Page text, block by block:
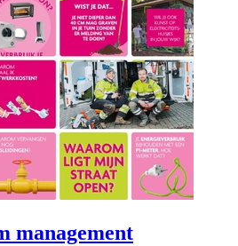
management